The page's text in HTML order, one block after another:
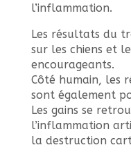
l’inflammation.
Les résultats du
sur les chiens et
encourageants.
Côté humain, les
sont également
Les gains se
l’inflammation
la destruction